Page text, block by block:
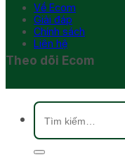
Về Ecom
Giải đáp
Chính sách
Liên hệ
Theo dõi Ecom
Tìm
kiếm: